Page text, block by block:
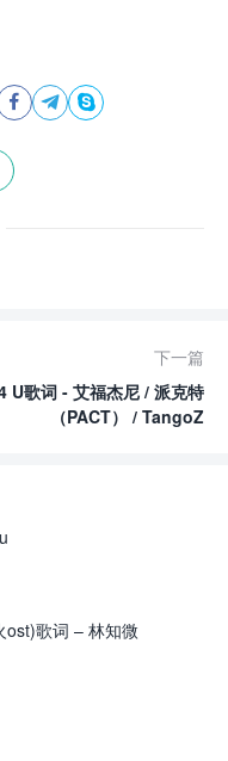
  
下一篇
U歌词 - 艾福杰尼 / 派克特
（PACT） / TangoZ
ost)歌词 – 林知微